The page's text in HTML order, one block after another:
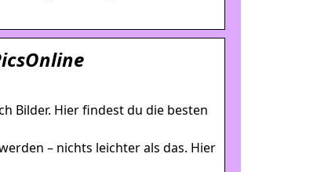
Bilder. Hier findest du die besten
– nichts leichter als das. Hier